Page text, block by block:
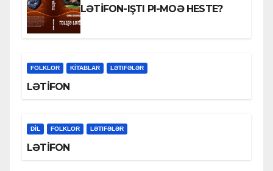
LƏTİFON-IŞTI PI-MOƏ HESTE?
FOLKLOR KİTABLAR LƏTIFƏLƏR
LƏTİFON
DİL FOLKLOR LƏTIFƏLƏR
LƏTİFON